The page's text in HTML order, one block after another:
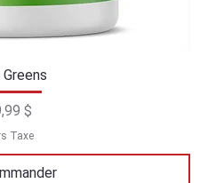
Greens
$
Taxe